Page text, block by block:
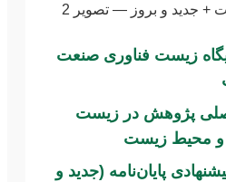
زیست فناوری صنعت
پژوهش در زیست
و محیط زیست
پایان‌نامه (جدید و